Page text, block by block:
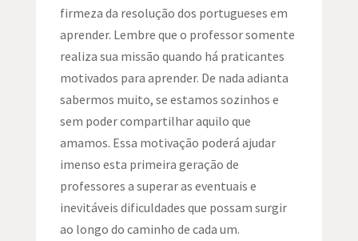
firmeza da resolução dos portugueses em
aprender. Lembre que o professor somente
realiza sua missão quando há praticantes
motivados para aprender. De nada adianta
sabermos muito, se estamos sozinhos e
sem poder compartilhar aquilo que
amamos. Essa motivação poderá ajudar
imenso esta primeira geração de
professores a superar as eventuais e
inevitáveis dificuldades que possam surgir
ao longo do caminho de cada um.